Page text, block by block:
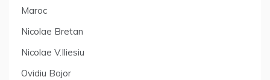
Maroc
Nicolae Bretan
Nicolae V.Iliesiu
Ovidiu Bojor